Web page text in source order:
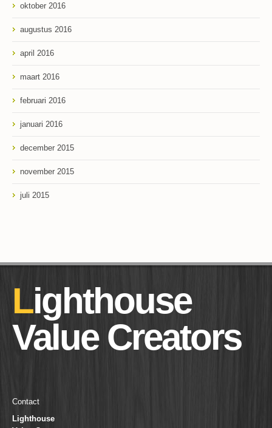
oktober 2016
augustus 2016
april 2016
maart 2016
februari 2016
januari 2016
december 2015
november 2015
juli 2015
Lighthouse
Value Creators
Contact
Lighthouse